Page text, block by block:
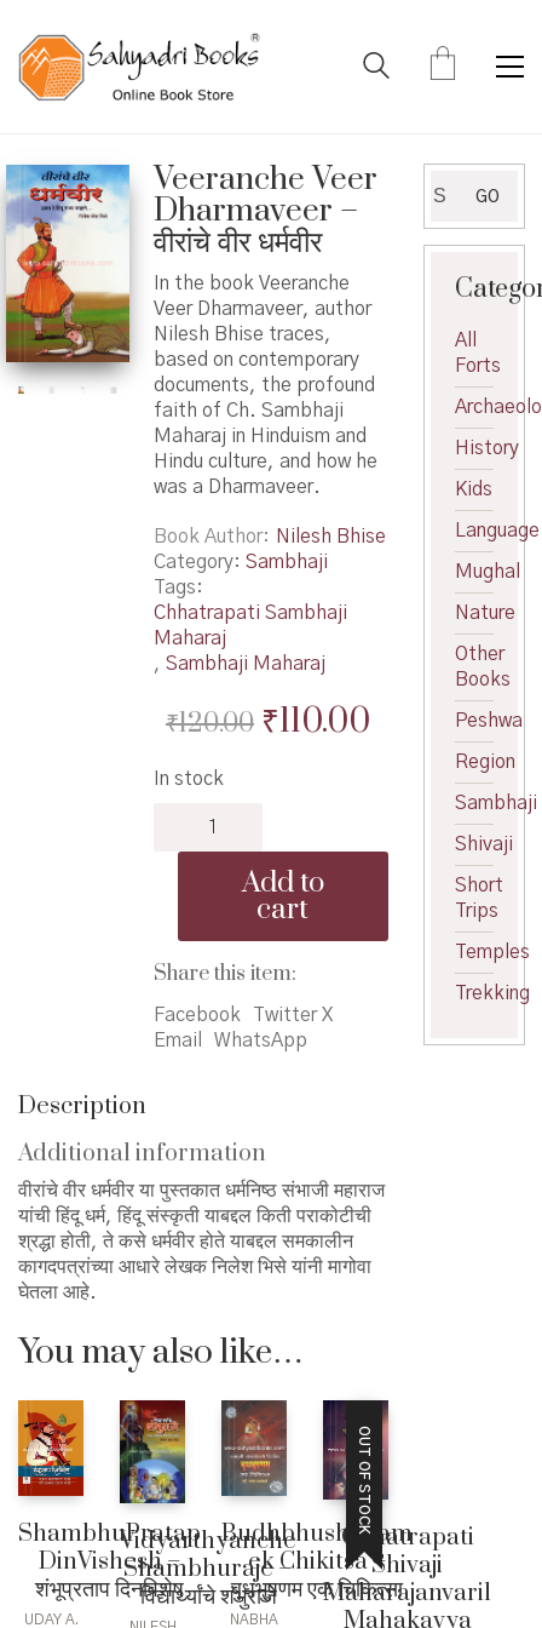
Veeranche Veer
Dharmaveer –
वीरांचे वीर धर्मवीर
In the book Veeranche
Veer Dharmaveer, author
Nilesh Bhise traces,
based on contemporary
documents, the profound
faith of Ch. Sambhaji
Maharaj in Hinduism and
Hindu culture, and how he
was a Dharmaveer.
Book Author
Nilesh Bhise
Category: Sambhaji
Tags:
Chhatrapati Sambhaji
Maharaj
, Sambhaji Maharaj
₹120.00 Original
₹110.00Current
₹110.00.
In stock
धर्मवीर
Add to
cart
Share this item:
Facebook
Twitter X
Email
WhatsApp
Description
Additional information
वीरांचे वीर धर्मवीर या पुस्तकात धर्मनिष्ठ संभाजी महाराज
यांची हिंदू धर्म, हिंदू संस्कृती याबद्दल किती पराकोटीची
श्रद्धा होती, ते कसे धर्मवीर होते याबद्दल समकालीन
कागदपत्रांच्या आधारे लेखक निलेश भिसे यांनी मागोवा
घेतला आहे.
You may also like…
ShambhuPratap
DinVishesh –
शंभूप्रताप दिनविशेष
UDAY A.
Vidyarthyanche
Shambhuraje –
विद्यार्थ्यांचे शंभुराजे
Budhbhushanam
ek Chikitsa –
बुधभुषणम एक चिकित्सा
NABHA
OUT OF STOCK
Chhatrapati
Shivaji
Maharajanvaril
Mahakavya
for:
GO
All
Forts
History
Kids
Language
Mughal
Nature
Other
Books
Peshwa
Region
Sambhaji
Shivaji
Short
Trips
Temples
Trekking